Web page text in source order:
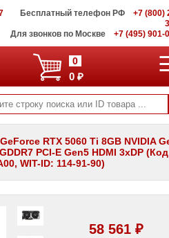
Бесплатный телефон РФ
+7 (800)
Для звонков по Москве
+7 (495) 901-
0
0 ₽
RTX 5060 Ti 8GB NVIDIA
PCI-E Gen5 HDMI 3xDP (Код
WIT-ID: 114-91-90)
58 561 ₽